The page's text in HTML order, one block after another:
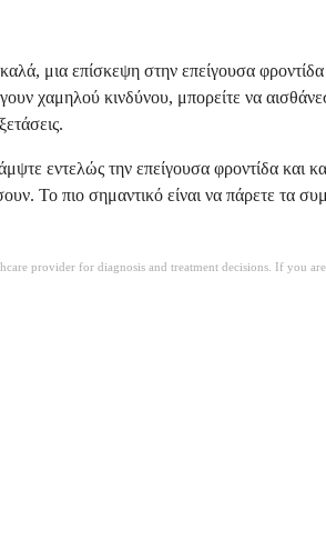
μια επίσκεψη στην επείγουσα
χαμηλού κινδύνου, μπορείτε να
εντελώς την επείγουσα φροντίδα και
Το πιο σημαντικό είναι να πάρετε
provider for diagnosis and treatment decisions. If you